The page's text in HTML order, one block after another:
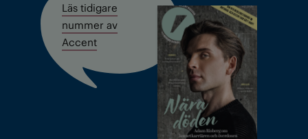
Läs tidigare
nummer av
Accent